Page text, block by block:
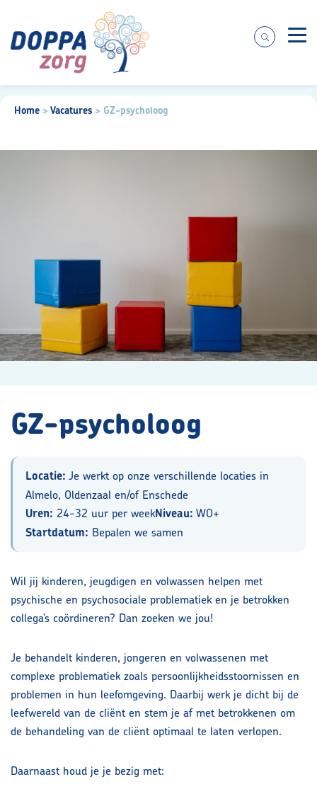
Over ons
Werken bij
Contact
Maak kennis met ons team
Contact
Privacyverklaring volwassenen
Doelgroepen
Home > Vacatures > GZ-psycholoog
GZ-psycholoog
Locatie: Je werkt op onze verschillende locaties in
Almelo, Oldenzaal en/of Enschede
Uren: 24-32 uur per weekNiveau: WO+
Startdatum: Bepalen we samen
Wil jij kinderen, jeugdigen en volwassen helpen met
psychische en psychosociale problematiek en je betrokken
collega’s coördineren? Dan zoeken we jou!
Je behandelt kinderen, jongeren en volwassenen met
complexe problematiek zoals persoonlijkheidsstoornissen en
problemen in hun leefomgeving. Daarbij werk je dicht bij de
leefwereld van de cliënt en stem je af met betrokkenen om
de behandeling van de cliënt optimaal te laten verlopen.
Daarnaast houd je je bezig met: